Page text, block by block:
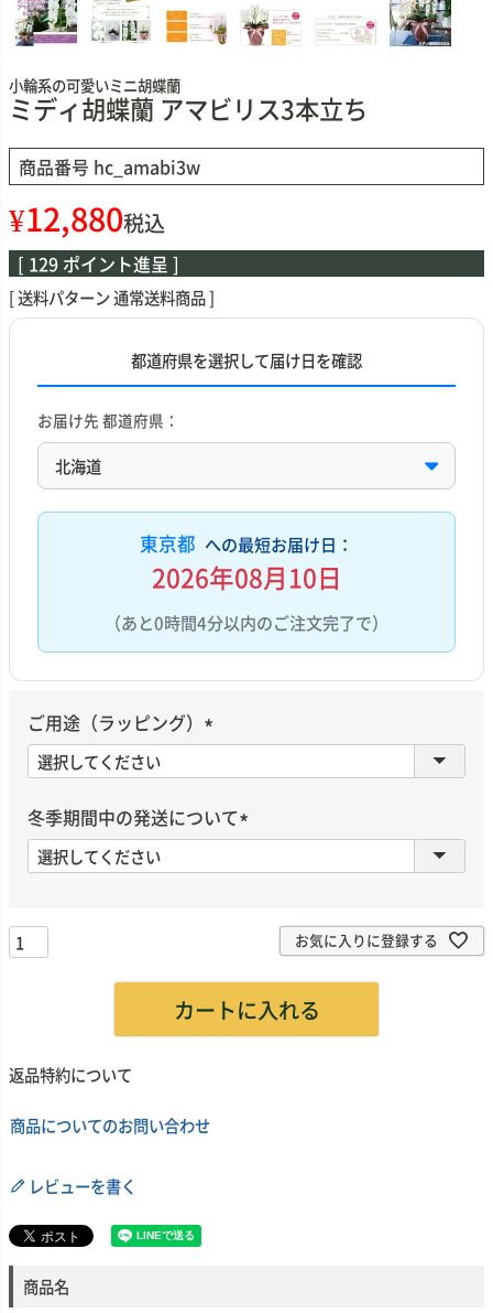
小輪系の可愛いミニ胡蝶蘭
ミディ胡蝶蘭 アマビリス3本立ち
商品番号 hc_amabi3w
¥12,880税込
[ 129 ポイント進呈 ]
送料パターン通常送料商品
都道府県を選択して届け日を確認
お届け先 都道府県：
東京都 への最短お届け日：
2026年08月10日
（あと0時間4分以内のご注文完了で）
ご用途（ラッピング）
必
須
)
冬季期間中の発送について
必
お気に入りに登録する
カートに入れる
返品特約について
商品についてのお問い合わせ
レビューを書く
商品名